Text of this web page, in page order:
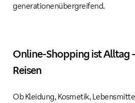
generationenübergreifend.
Online-Shopping ist Alltag
Reisen
Ob Kleidung, Kosmetik,